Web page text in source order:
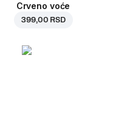
Crveno voće
399,00 RSD